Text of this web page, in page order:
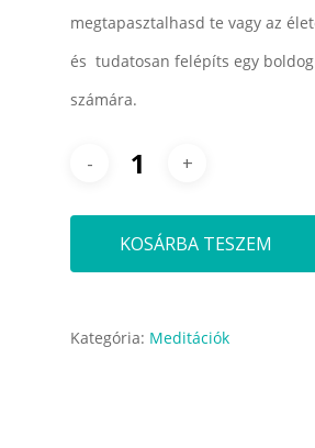
megtapasztalhasd te vagy az
és tudatosan felépíts egy
számára.
KOSÁRBA TESZEM
Kategória: Meditációk